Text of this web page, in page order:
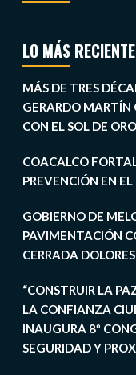
LO MÁS RECIENTE
MÁS DE TRES
GERARDO MARTÍN
CON EL SOL DE ORO
COACALCO
PREVENCIÓN EN
GOBIERNO DE
PAVIMENTACIÓN
CERRADA DOLORES
“CONSTRUIR LA
LA CONFIANZA
INAUGURA 8º
SEGURIDAD Y